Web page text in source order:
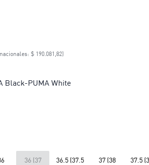
Suede Charles F. Stead I
$ 190.081,82)
Black-PUMA White
36 (37
36.5 (37.5
37 (38
37.5